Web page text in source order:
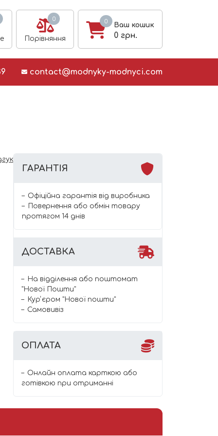
0
Порівняння
0
Ваш кошик
0 грн.
contact@modnyky-modnyci.com
ГАРАНТІЯ
Офіційна гарантія від виробника
Повернення або обмін товару
протягом 14 днів
ДОСТАВКА
На відділення або поштомат
"Нової Пошти"
Курʼєром "Нової пошти"
Самовивіз
ОПЛАТА
Онлайн оплата карткою або
готівкою при отриманні